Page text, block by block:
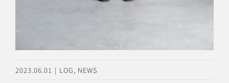
2023.06.01 | LOG, NEWS